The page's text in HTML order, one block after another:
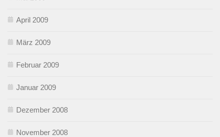
April 2009
März 2009
Februar 2009
Januar 2009
Dezember 2008
November 2008